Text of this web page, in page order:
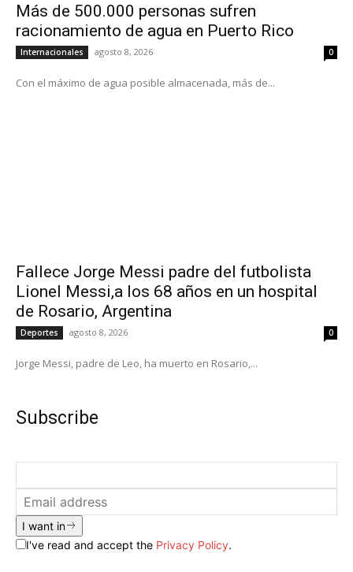
Más de 500.000 personas sufren
racionamiento de agua en Puerto Rico
Internacionales agosto 8, 2026 0
Con el máximo de agua posible almacenada, más de...
Fallece Jorge Messi padre del futbolista
Lionel Messi,a los 68 años en un hospital
de Rosario, Argentina
Deportes agosto 8, 2026 0
Jorge Messi, padre de Leo, ha muerto en Rosario,...
Subscribe
I want in
I've read and accept the Privacy Policy.